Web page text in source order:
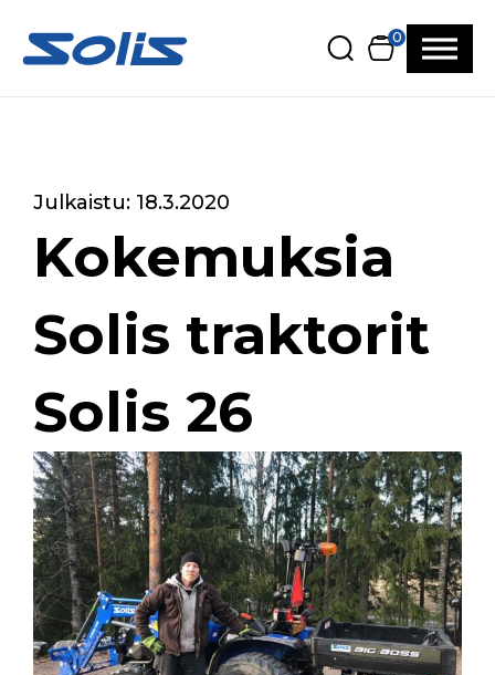
0
Julkaistu: 18.3.2020
Kokemuksia
Solis traktorit
Solis 26